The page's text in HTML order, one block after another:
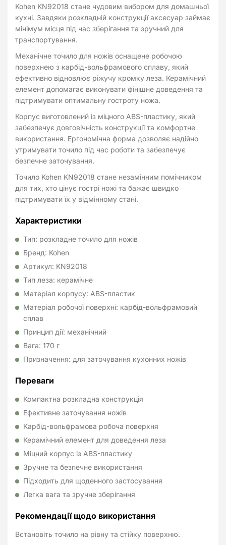
Kohen KN92018 стане чудовим вибором для домашньої
кухні. Завдяки розкладній конструкції аксесуар займає
мінімум місця під час зберігання та зручний для
транспортування.
Механічне точило для ножів оснащене робочою
поверхнею з карбід-вольфрамового сплаву, який
ефективно відновлює ріжучу кромку леза. Керамічний
елемент допомагає виконувати фінішне доведення та
підтримувати оптимальну гостроту ножа.
Корпус виготовлений із міцного ABS-пластику, який
забезпечує довговічність конструкції та комфортне
використання. Ергономічна форма дозволяє надійно
утримувати точило під час роботи та забезпечує
безпечне заточування.
Точило Kohen KN92018 стане незамінним помічником
для тих, хто цінує гострі ножі та бажає швидко
підтримувати їх у відмінному стані.
Характеристики
Тип: розкладне точило для ножів
Бренд: Kohen
Артикул: KN92018
Тип леза: керамічне
Матеріал корпусу: ABS-пластик
Матеріал робочої поверхні: карбід-вольфрамовий
сплав
Принцип дії: механічний
Вага: 170 г
Призначення: для заточування кухонних ножів
Переваги
Компактна розкладна конструкція
Ефективне заточування ножів
Карбід-вольфрамова робоча поверхня
Керамічний елемент для доведення леза
Міцний корпус із ABS-пластику
Зручне та безпечне використання
Підходить для щоденного застосування
Легка вага та зручне зберігання
Рекомендації щодо використання
Встановіть точило на рівну та стійку поверхню.